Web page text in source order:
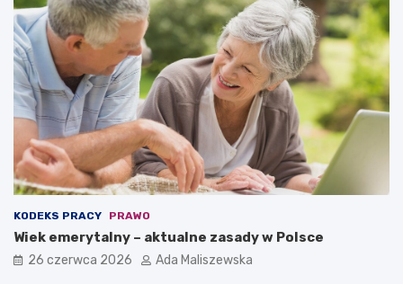
KODEKS PRACY PRAWO
Wiek emerytalny – aktualne zasady w Polsce
26 czerwca 2026 Ada Maliszewska